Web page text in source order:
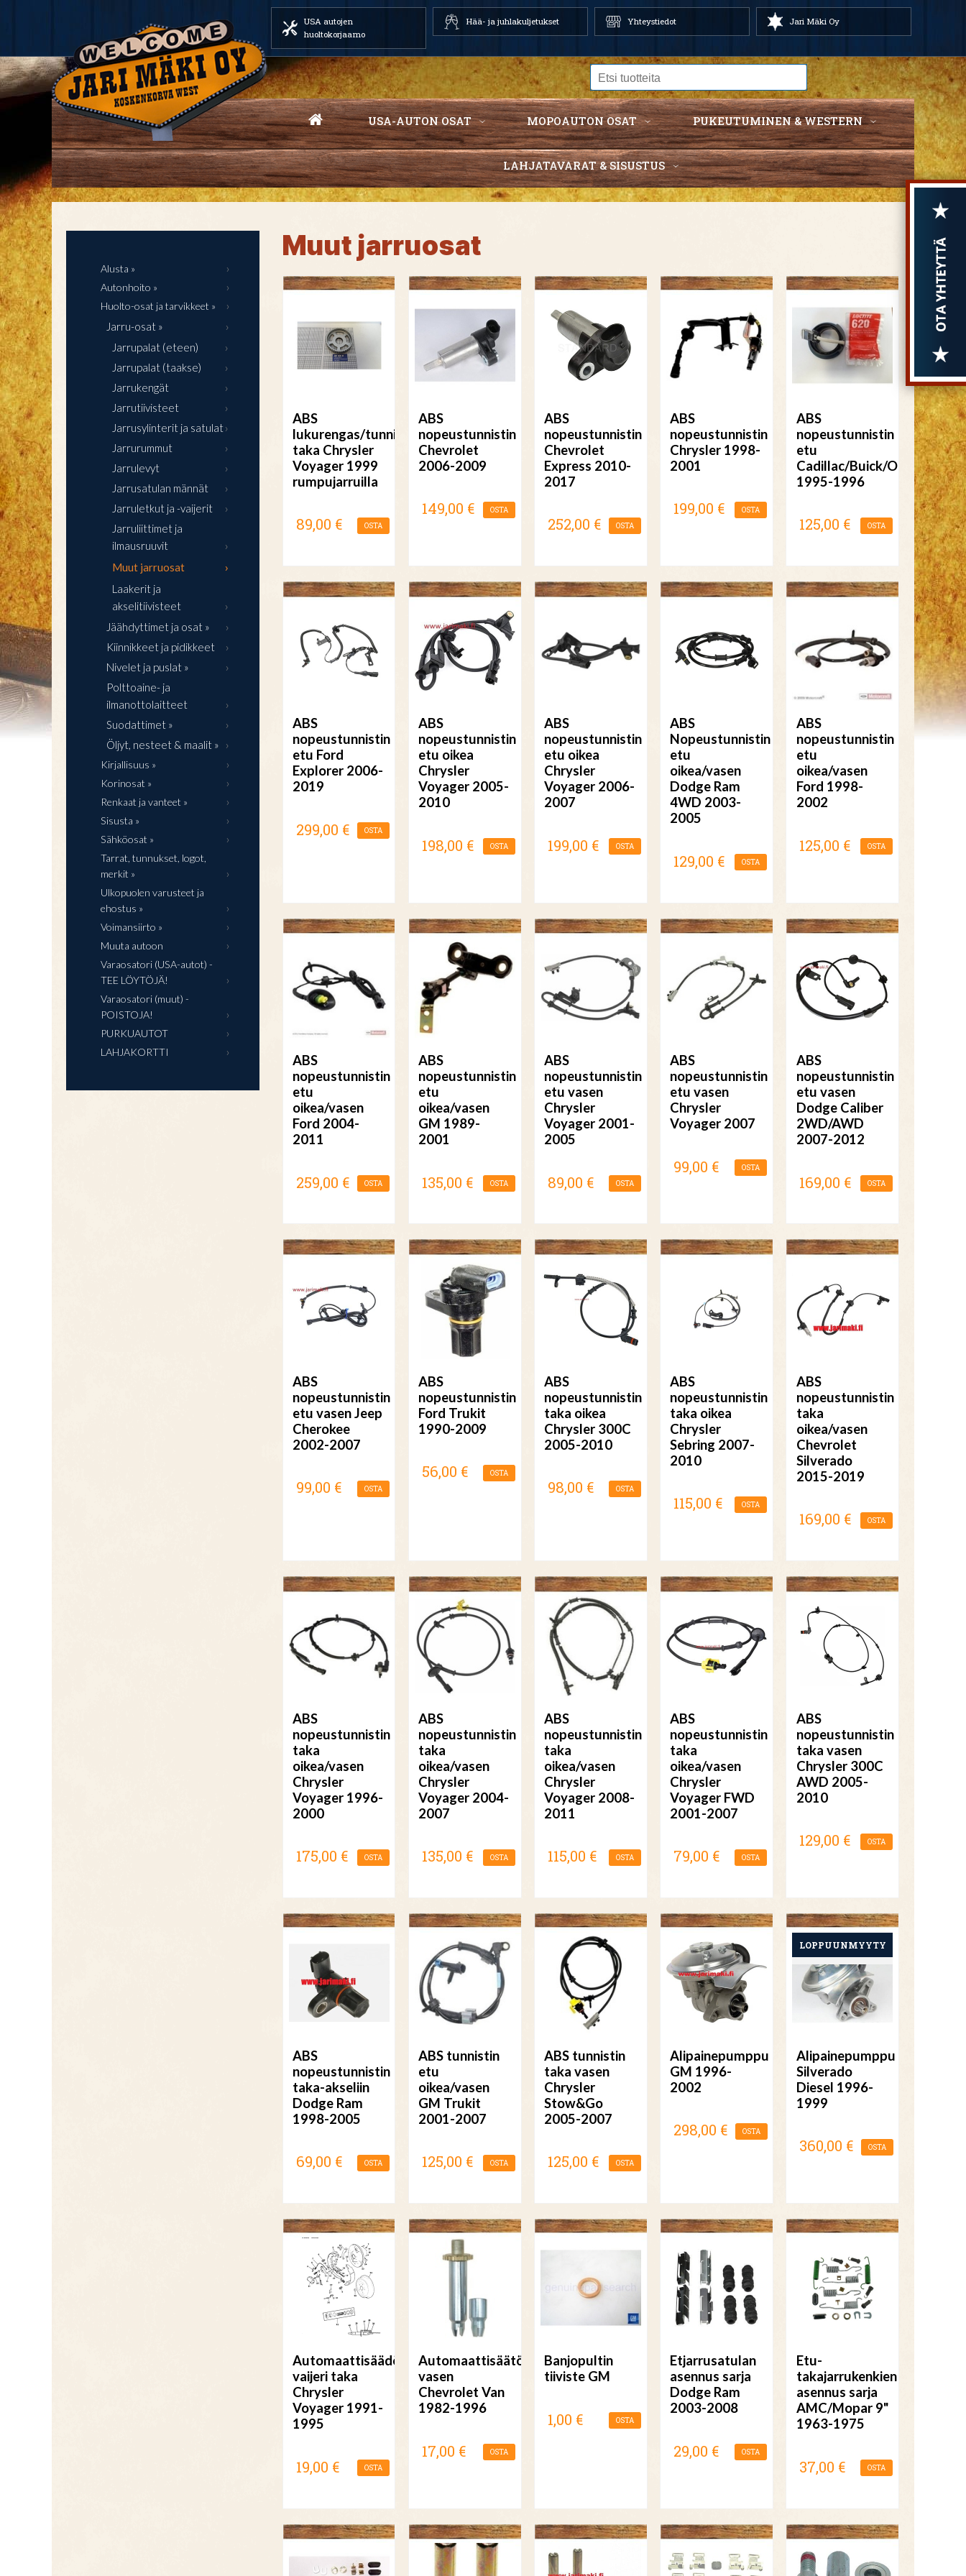
USA autojen
huoltokorjaamo
Hää- ja juhlakuljetukset Yhteystiedot Jari Mäki Oy
USA-AUTON OSAT MOPOAUTON OSAT PUKEUTUMINEN & WESTERN
LAHJATAVARAT & SISUSTUS
Alusta »
Autonhoito »
Huolto-osat ja tarvikkeet »
Jarru-osat »
Jarrupalat (eteen)
Jarrupalat (taakse)
Jarrukengät
Jarrutiivisteet
Jarrusylinterit ja satulat
Jarrurummut
Jarrulevyt
Jarrusatulan männät
Jarruletkut ja -vaijerit
Jarruliittimet ja
ilmausruuvit
Muut jarruosat
Laakerit ja
akselitiivisteet
Jäähdyttimet ja osat »
Kiinnikkeet ja pidikkeet
Nivelet ja puslat »
Polttoaine- ja
ilmanottolaitteet
Suodattimet »
Öljyt, nesteet & maalit »
Kirjallisuus »
Korinosat »
Renkaat ja vanteet »
Sisusta »
Sähköosat »
Tarrat, tunnukset, logot,
merkit »
Ulkopuolen varusteet ja
ehostus »
Voimansiirto »
Muuta autoon
Varaosatori (USA-autot) -
TEE LÖYTÖJÄ!
Varaosatori (muut) -
POISTOJA!
PURKUAUTOT
LAHJAKORTTI
Muut jarruosat
ABS
lukurengas/tunnistinkehä
taka Chrysler
Voyager 1999
rumpujarruilla
89,00 € OSTA
ABS
nopeustunnistin
Chevrolet
2006-2009
149,00 € OSTA
ABS
nopeustunnistin
Chevrolet
Express 2010-
2017
252,00 € OSTA
ABS
nopeustunnistin
Chrysler 1998-
2001
199,00 € OSTA
ABS
nopeustunnistin
etu
Cadillac/Buick/Oldsmobile
1995-1996
125,00 € OSTA
ABS
nopeustunnistin
etu Ford
Explorer 2006-
2019
299,00 € OSTA
ABS
nopeustunnistin
etu oikea
Chrysler
Voyager 2005-
2010
198,00 € OSTA
ABS
nopeustunnistin
etu oikea
Chrysler
Voyager 2006-
2007
199,00 € OSTA
ABS
Nopeustunnistin
etu
oikea/vasen
Dodge Ram
4WD 2003-
2005
129,00 € OSTA
ABS
nopeustunnistin
etu
oikea/vasen
Ford 1998-
2002
125,00 € OSTA
ABS
nopeustunnistin
etu
oikea/vasen
Ford 2004-
2011
259,00 € OSTA
ABS
nopeustunnistin
etu
oikea/vasen
GM 1989-
2001
135,00 € OSTA
ABS
nopeustunnistin
etu vasen
Chrysler
Voyager 2001-
2005
89,00 € OSTA
ABS
nopeustunnistin
etu vasen
Chrysler
Voyager 2007
99,00 € OSTA
ABS
nopeustunnistin
etu vasen
Dodge Caliber
2WD/AWD
2007-2012
169,00 € OSTA
ABS
nopeustunnistin
etu vasen Jeep
Cherokee
2002-2007
99,00 € OSTA
ABS
nopeustunnistin
Ford Trukit
1990-2009
56,00 € OSTA
ABS
nopeustunnistin
taka oikea
Chrysler 300C
2005-2010
98,00 € OSTA
ABS
nopeustunnistin
taka oikea
Chrysler
Sebring 2007-
2010
115,00 € OSTA
ABS
nopeustunnistin
taka
oikea/vasen
Chevrolet
Silverado
2015-2019
169,00 € OSTA
ABS
nopeustunnistin
taka
oikea/vasen
Chrysler
Voyager 1996-
2000
175,00 € OSTA
ABS
nopeustunnistin
taka
oikea/vasen
Chrysler
Voyager 2004-
2007
135,00 € OSTA
ABS
nopeustunnistin
taka
oikea/vasen
Chrysler
Voyager 2008-
2011
115,00 € OSTA
ABS
nopeustunnistin
taka
oikea/vasen
Chrysler
Voyager FWD
2001-2007
79,00 € OSTA
ABS
nopeustunnistin
taka vasen
Chrysler 300C
AWD 2005-
2010
129,00 € OSTA
ABS
nopeustunnistin
taka-akseliin
Dodge Ram
1998-2005
69,00 € OSTA
ABS tunnistin
etu
oikea/vasen
GM Trukit
2001-2007
125,00 € OSTA
ABS tunnistin
taka vasen
Chrysler
Stow&Go
2005-2007
125,00 € OSTA
Alipainepumppu
GM 1996-
2002
298,00 € OSTA
Alipainepumppu
Silverado
Diesel 1996-
1999
360,00 € OSTA
Automaattisäädön
vaijeri taka
Chrysler
Voyager 1991-
1995
19,00 € OSTA
Automaattisäätö
vasen
Chevrolet Van
1982-1996
17,00 € OSTA
Banjopultin
tiiviste GM
1,00 € OSTA
Etjarrusatulan
asennus sarja
Dodge Ram
2003-2008
29,00 € OSTA
Etu-
takajarrukenkien
asennus sarja
AMC/Mopar 9"
1963-1975
37,00 € OSTA